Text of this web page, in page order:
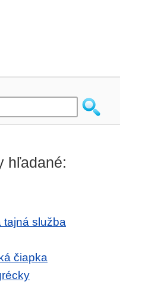
hľadané:
tajná služba
čiapka